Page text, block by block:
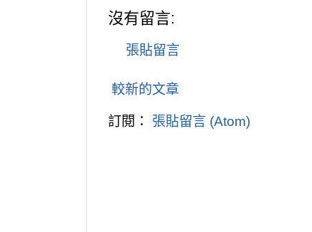
沒有留言:
張貼留言
較新的文章
訂閱： 張貼留言 (Atom)